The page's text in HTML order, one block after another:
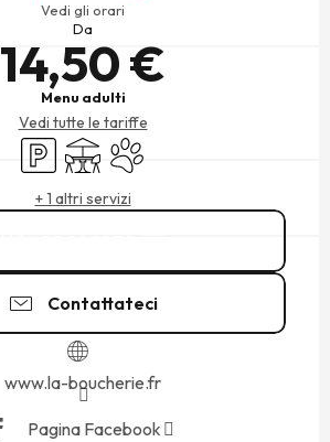
Vedi gli orari
Da
14,50 €
Menu adulti
Vedi tutte le tariffe
ParcheggioTerrazzaAnimali ammessi
+ 1 altri servizi
Contattateci
www.la-boucherie.fr
Pagina Facebook